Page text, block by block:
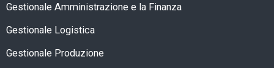
Gestionale Amministrazione e la Finanza
Gestionale Logistica
Gestionale Produzione